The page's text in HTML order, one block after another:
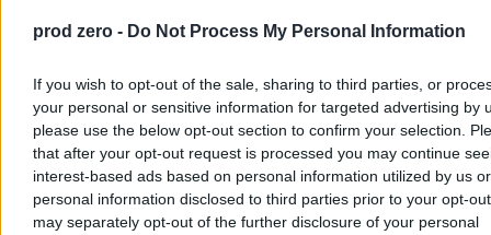
prod zero - Do Not Process My Personal Information
If you wish to opt-out of the sale, sharing to third parties, or
your personal or sensitive information for targeted advertising by
please use the below opt-out section to confirm your selection.
that after your opt-out request is processed you may continue
interest-based ads based on personal information utilized by us or
personal information disclosed to third parties prior to your opt-
may separately opt-out of the further disclosure of your personal
Wojskowe manewry na Tajwanie. Taipei
odpowiada na wojnę psychologiczną Pekinu